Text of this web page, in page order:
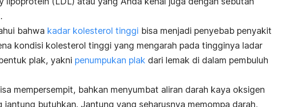
bahwa kadar kolesterol tinggi bisa menjadi penyebab penyakit
kondisi kolesterol tinggi yang mengarah pada tingginya ladar
plak, yakni penumpukan plak dari lemak di dalam pembuluh
mempersempit, bahkan menyumbat aliran darah kaya oksigen
jantung butuhkan. Jantung yang seharusnya memompa darah,